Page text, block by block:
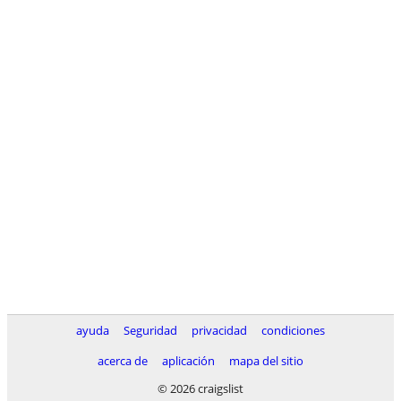
ayuda Seguridad privacidad
condiciones
acerca de
aplicación
mapa del sitio
© 2026 craigslist